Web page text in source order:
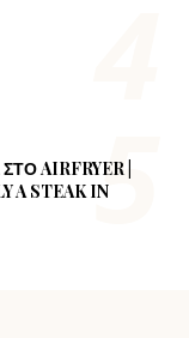
AIRFRYER |
A STEAK IN